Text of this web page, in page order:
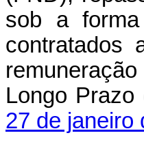
sob a
contratados
Longo
27 de janeiro